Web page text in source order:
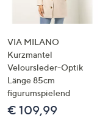
VIA MILANO
Kurzmantel
Veloursleder-Optik
Länge 85cm
figurumspielend
€ 109,99